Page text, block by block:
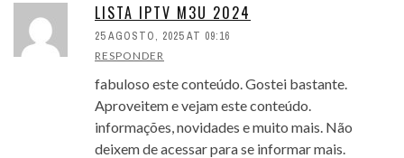
LISTA IPTV M3U 2024
25 AGOSTO, 2025 AT 09:16
RESPONDER
fabuloso este conteúdo. Gostei bastante.
Aproveitem e vejam este conteúdo.
informações, novidades e muito mais. Não
deixem de acessar para se informar mais.